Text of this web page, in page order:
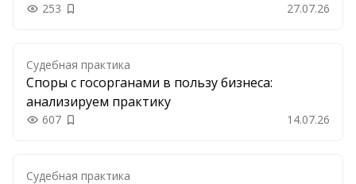
253 Добавить в закладки 27.07.26
Судебная практика
Споры с госорганами в пользу бизнеса:
анализируем практику
607 Добавить в закладки 14.07.26
Судебная практика